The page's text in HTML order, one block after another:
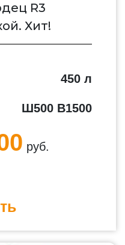
R3
Хит!
450 л
Ш500 В1500
руб.